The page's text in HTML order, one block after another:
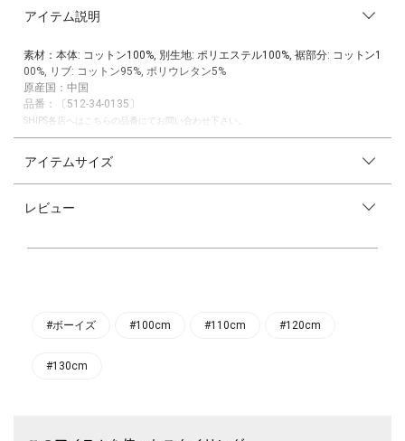
アイテム説明
素材：本体: コットン100%, 別生地: ポリエステル100%, 裾部分: コットン1
00%, リブ: コットン95%, ポリウレタン5%
原産国：中国
品番：〔512-34-0135〕
SHIPS各店へはこちらの品番にてお問い合わせ下さい。
秋らしい落ち着いた色味を使いつつ、一枚で着映えする、主役級のトップ
さが残る秋口にも着やすい一枚。
アイテムサイズ
レビュー
#ボーイズ #100cm #110cm #120cm
#130cm